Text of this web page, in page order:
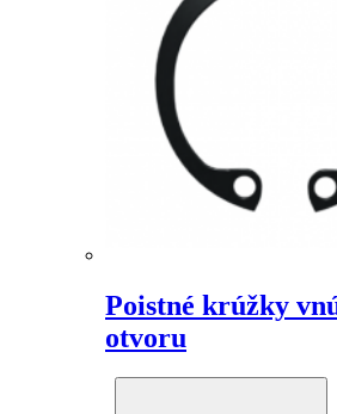
Poistné krúžky
otvoru